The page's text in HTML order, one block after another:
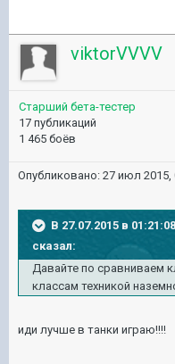
viktorVVVV
Старший бета-тестер
17 публикаций
1 465 боёв
Опубликовано: 27 июл 2015,
В 27.07.2015 в
сказал:
Давайте по сравниваем
классам техникой
иди лучше в танки играю!!!!